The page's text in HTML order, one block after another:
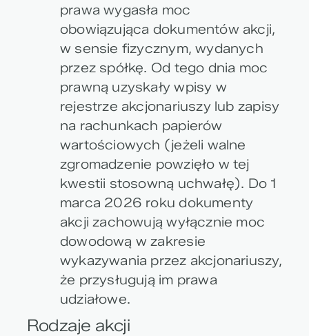
prawa wygasła moc
obowiązująca dokumentów akcji,
w sensie fizycznym, wydanych
przez spółkę. Od tego dnia moc
prawną uzyskały wpisy w
rejestrze akcjonariuszy lub zapisy
na rachunkach papierów
wartościowych (jeżeli walne
zgromadzenie powzięło w tej
kwestii stosowną uchwałę). Do 1
marca 2026 roku dokumenty
akcji zachowują wyłącznie moc
dowodową w zakresie
wykazywania przez akcjonariuszy,
że przysługują im prawa
udziałowe.
Rodzaje akcji